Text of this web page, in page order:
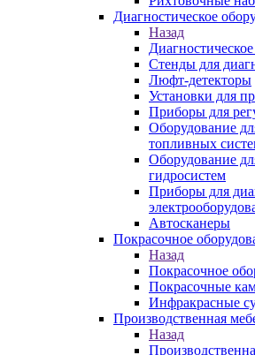
Диагностическое
Назад
Стенды для
Люфт-детекторы
Установки для
Приборы для
Оборудование
топливных
Оборудование
гидросистем
Приборы для
Автосканеры
Покрасочное
Назад
Покрасочное
Покрасочные
Инфракрасные
Производственная
Назад